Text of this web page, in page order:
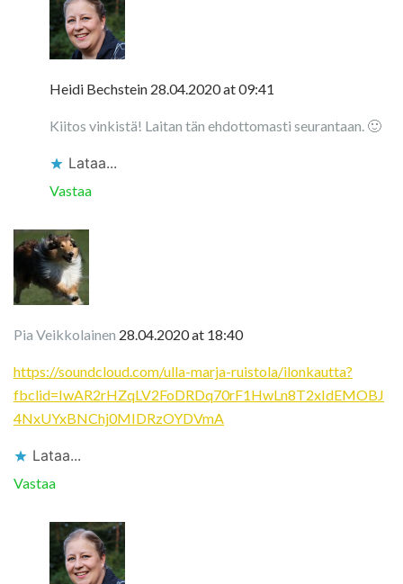
Heidi Bechstein 28.04.2020 at 09:41
Kiitos vinkistä! Laitan tän ehdottomasti seurantaan. 🙂
Lataa...
Vastaa
Pia Veikkolainen 28.04.2020 at 18:40
https://soundcloud.com/ulla-marja-ruistola/ilonkautta?
fbclid=IwAR2rHZqLV2FoDRDq70rF1HwLn8T2xIdEMOBJ
4NxUYxBNChj0MIDRzOYDVmA
Lataa...
Vastaa